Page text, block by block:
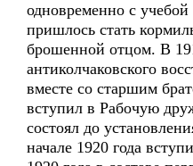
одновременно с
пришлось стать
брошенной отцом. В
антиколчаковского
вместе со старшим
вступил в Рабочую
состоял до
начале 1920 года